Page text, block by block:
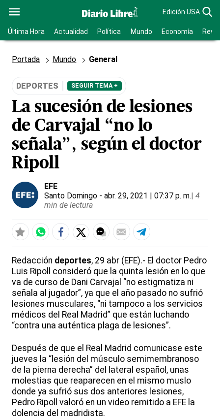
Edición USA
Última Hora Actualidad Política Mundo Economía
Portada Mundo General
DEPORTES SEGUIR TEMA +
La sucesión de lesiones
de Carvajal “no lo
señala”, según el doctor
Ripoll
EFE
Santo Domingo - abr. 29, 2021 | 07:37 p. m.| 4
min de lectura
Redacción deportes, 29 abr (EFE).- El doctor Pedro
Luis Ripoll consideró que la quinta lesión en lo que
va de curso de Dani Carvajal “no estigmatiza ni
señala al jugador”, ya que el año pasado no sufrió
lesiones musculares, “ni tampoco a los servicios
médicos del Real Madrid” que están luchando
“contra una auténtica plaga de lesiones”.
Después de que el Real Madrid comunicase este
jueves la “lesión del músculo semimembranoso
de la pierna derecha” del lateral español, unas
molestias que reaparecen en el mismo muslo
donde ya sufrió sus dos anteriores lesiones,
Pedro Ripoll valoró en un video remitido a EFE la
dolencia del madridista.